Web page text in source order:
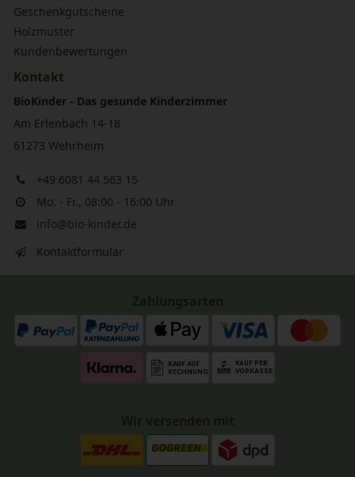
Geschenkgutscheine
Holzmuster
Kundenbewertungen
Kontakt
BioKinder - Das gesunde Kinderzimmer
Am Erlenbach 14-18
61273 Wehrheim
+49 6081 44 563 15
Mo. - Fr., 08:00 - 16:00 Uhr
info@bio-kinder.de
Kontaktformular
Zahlungsarten
Wir versenden mit